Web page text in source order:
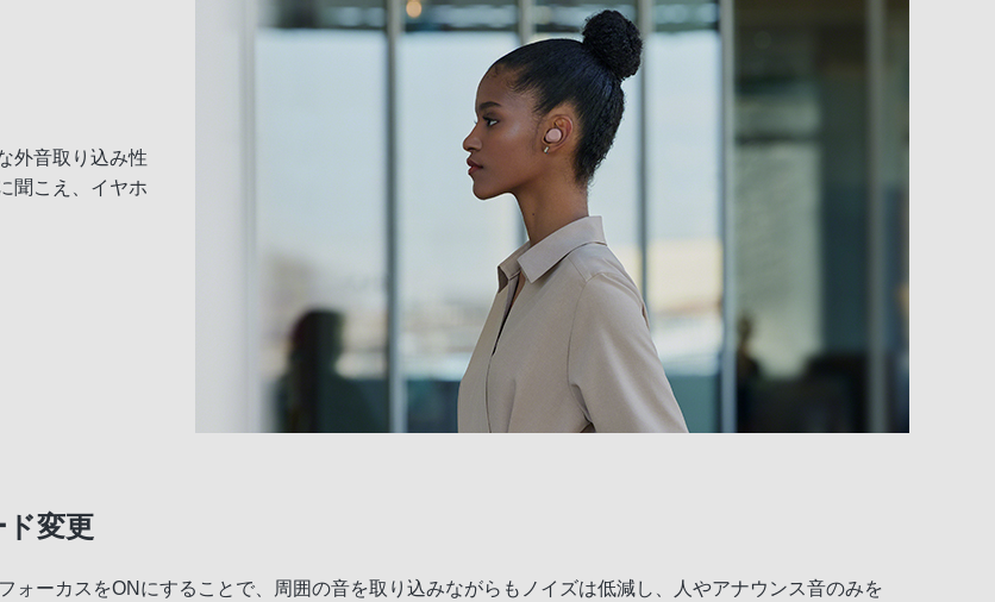
外音取り込み性
聞こえ、イヤホ
変更
ーカスをONにすることで、周囲の音を取り込みながらもノイズは低減し、人やアナウンス音のみを